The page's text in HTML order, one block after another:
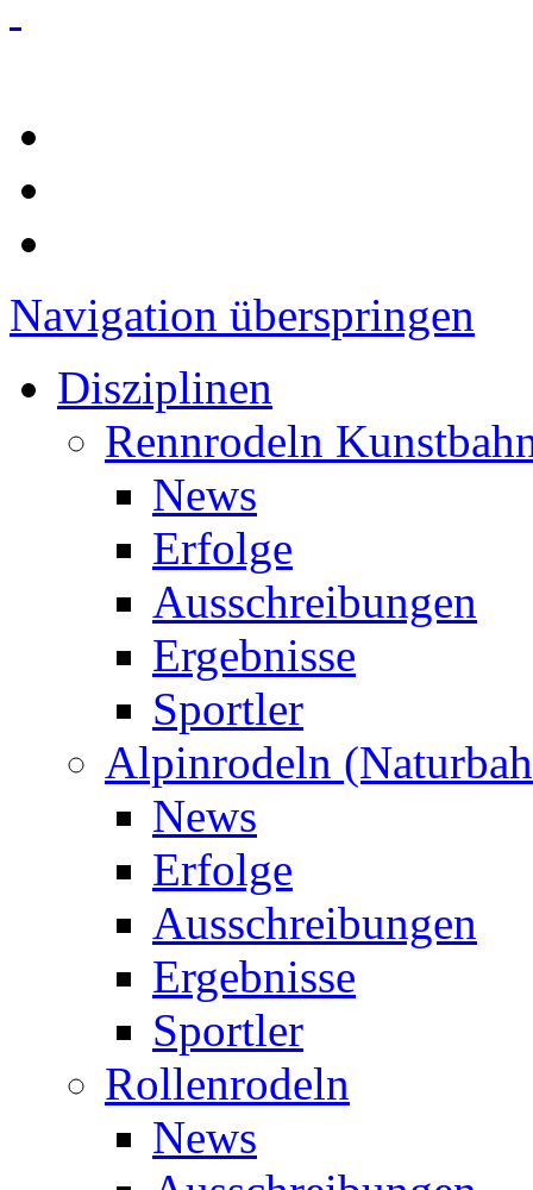
Navigation überspringen
Disziplinen
Rennrodeln
News
Erfolge
Ausschreibungen
Ergebnisse
Sportler
Alpinrodeln
News
Erfolge
Ausschreibungen
Ergebnisse
Sportler
Rollenrodeln
News